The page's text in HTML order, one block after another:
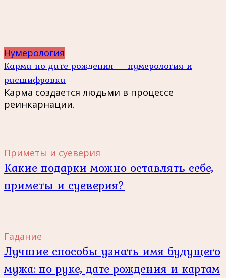
Нумерология
Карма по дате рождения — нумерология и
расшифровка
Карма создается людьми в процессе
реинкарнации.
Приметы и суеверия
Какие подарки можно оставлять себе,
приметы и суеверия?
Гадание
Лучшие способы узнать имя будущего
мужа: по руке, дате рождения и картам